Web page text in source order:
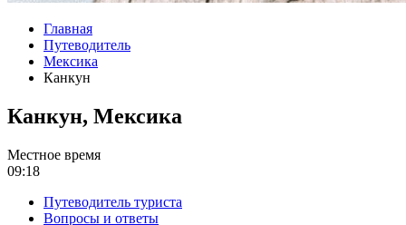
Главная
Путеводитель
Мексика
Канкун
Канкун, Мексика
Местное время
09:18
Путеводитель туриста
Вопросы и ответы